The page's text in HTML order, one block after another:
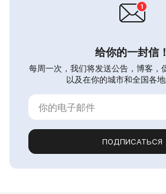
给你的一封信！
每周一次，我们将发送公告，博客，
以及在你的城市和全国各地
ПОДПИСАТЬСЯ